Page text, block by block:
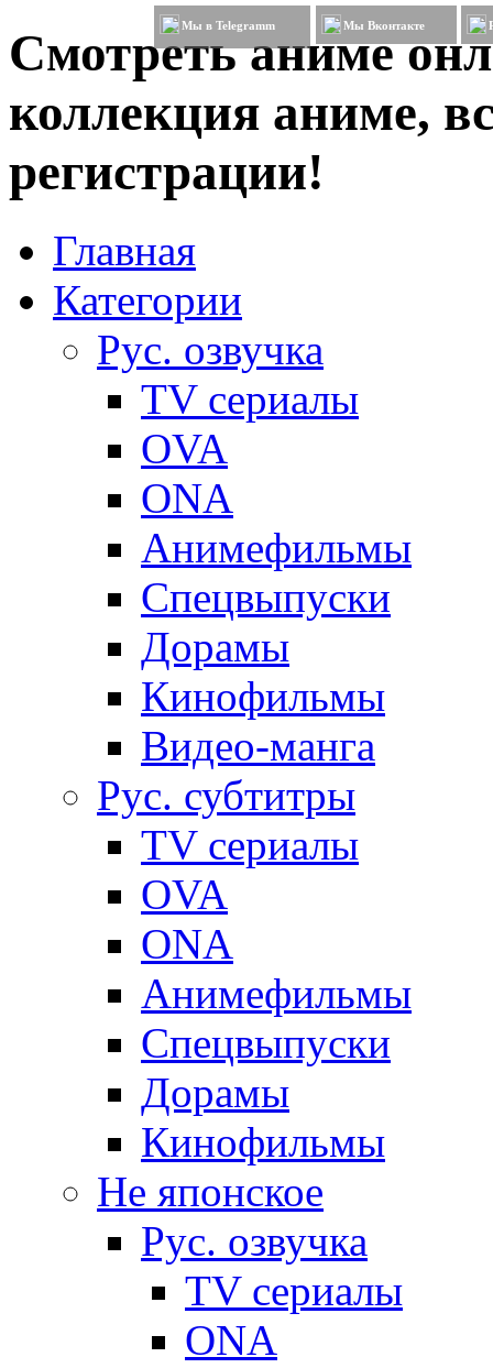
Смотреть аниме
коллекция аниме,
регистрации!
Мы в Telegramm Мы Вконтакте
Главная
Категории
Рус. озвучка
TV сериалы
OVA
ONA
Анимефильмы
Спецвыпуски
Дорамы
Кинофильмы
Видео-манга
Рус. субтитры
TV сериалы
OVA
ONA
Анимефильмы
Спецвыпуски
Дорамы
Кинофильмы
Не японское
Рус. озвучка
TV сериалы
ONA